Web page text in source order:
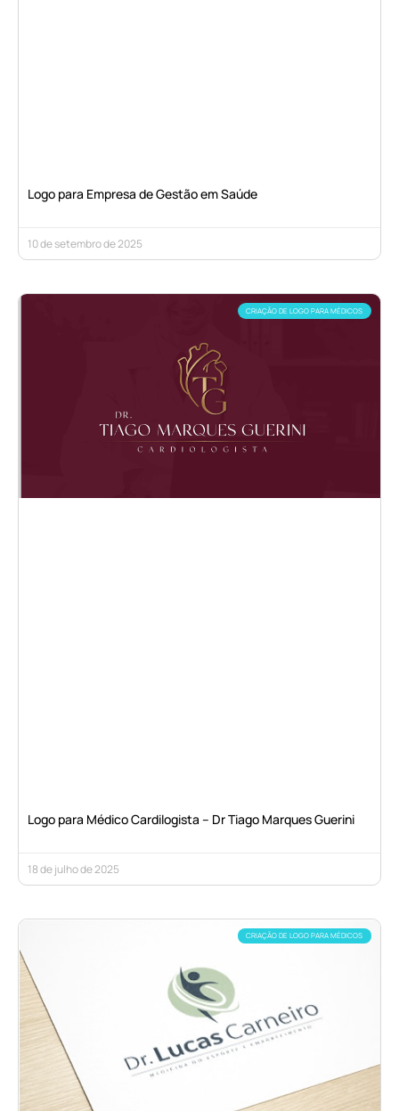
Logo para Empresa de Gestão em Saúde
10 de setembro de 2025
CRIAÇÃO DE LOGO PARA MÉDICOS
Logo para Médico Cardilogista – Dr Tiago Marques Guerini
18 de julho de 2025
CRIAÇÃO DE LOGO PARA MÉDICOS